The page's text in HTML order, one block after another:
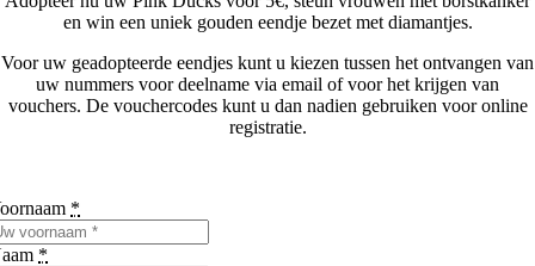
en win een uniek gouden eendje bezet met diamantjes.
Voor uw geadopteerde eendjes kunt u kiezen tussen het ontvangen van
uw nummers voor deelname via email of voor het krijgen van
vouchers. De vouchercodes kunt u dan nadien gebruiken voor online
registratie.
*
*